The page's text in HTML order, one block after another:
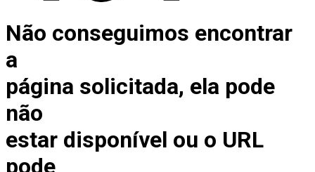
Não conseguimos encontrar
a
página solicitada, ela pode
não
estar disponível ou o URL
pode